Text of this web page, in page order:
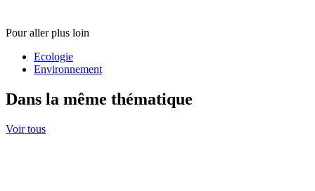
Pour aller plus loin
Ecologie
Environnement
Dans la même thématique
Voir tous